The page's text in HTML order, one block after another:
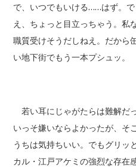
で、いつでもいける……はず。
え、ちょっと目立っちゃう。私
職質受けそうだしねえ。だから
い地下街でもう一本プシュッ。
若い耳にじゃがたらは難解だ
いっそ嫌いならよかったが、そ
うちは気持ちいい。でもグリッ
カル・江戸アケミの強烈な存在